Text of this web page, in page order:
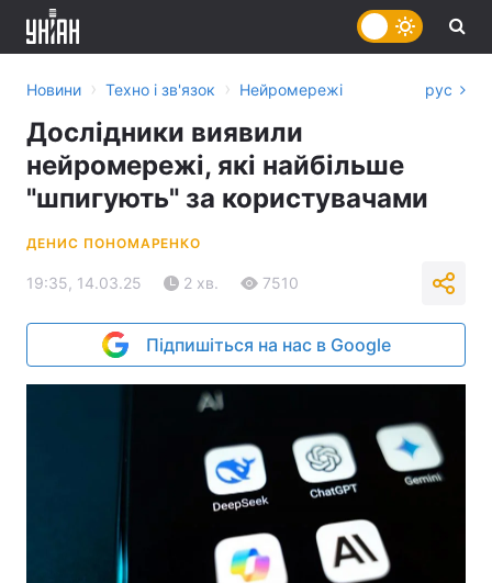
Новини › Техно і зв'язок › Нейромережі рус
Дослідники виявили
нейромережі, які найбільше
"шпигують" за користувачами
ДЕНИС ПОНОМАРЕНКО
19:35, 14.03.25 2 хв. 7510
Підпишіться на нас в Google